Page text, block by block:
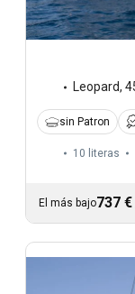
Leopard,
sin Patron
10 literas
El más bajo737 €